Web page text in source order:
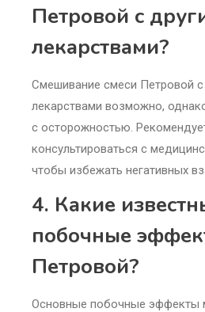
Петровой с
лекарствами?
Смешивание смеси Петровой с
лекарствами возможно,
с осторожностью.
консультироваться с
чтобы избежать негативных
4. Какие
побочные
Петровой?
Основные побочные эффекты